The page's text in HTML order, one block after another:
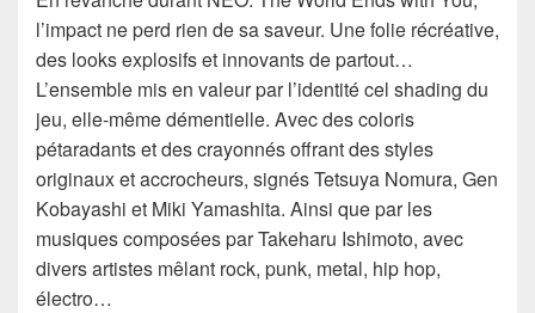
l’impact ne perd rien de sa saveur. Une folie récréative,
des looks explosifs et innovants de partout…
L’ensemble mis en valeur par l’identité cel shading du
jeu, elle-même démentielle. Avec des coloris
pétaradants et des crayonnés offrant des styles
originaux et accrocheurs, signés Tetsuya Nomura, Gen
Kobayashi et Miki Yamashita. Ainsi que par les
musiques composées par Takeharu Ishimoto, avec
divers artistes mêlant rock, punk, metal, hip hop,
électro…